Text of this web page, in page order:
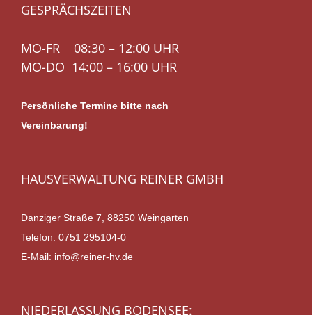
GESPRÄCHSZEITEN
MO-FR 08:30 – 12:00 UHR
MO-DO 14:00 – 16:00 UHR
Persönliche Termine bitte nach
Vereinbarung!
HAUSVERWALTUNG REINER GMBH
Danziger Straße 7, 88250 Weingarten
Telefon: 0751 295104-0
E-Mail: info@reiner-hv.de
NIEDERLASSUNG BODENSEE: